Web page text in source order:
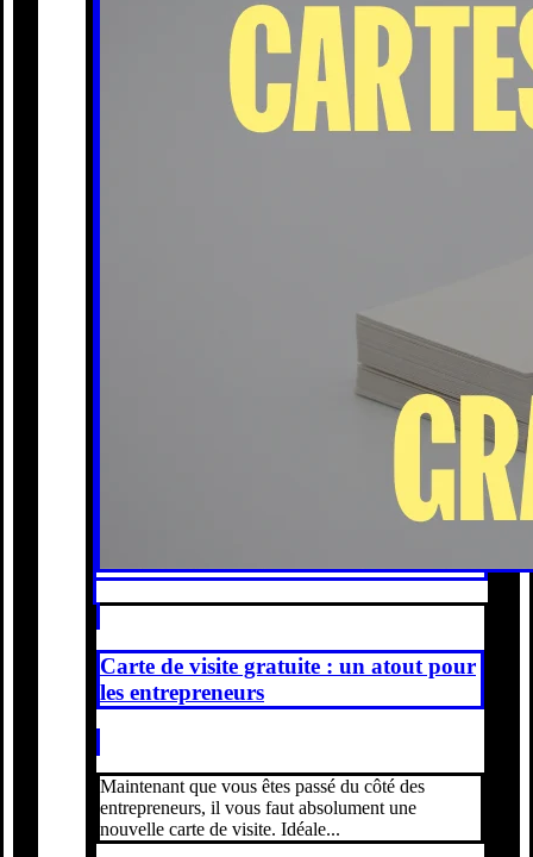
Carte de visite gratuite : un atout pour
les entrepreneurs
Maintenant que vous êtes passé du côté des
entrepreneurs, il vous faut absolument une
nouvelle carte de visite. Idéale...